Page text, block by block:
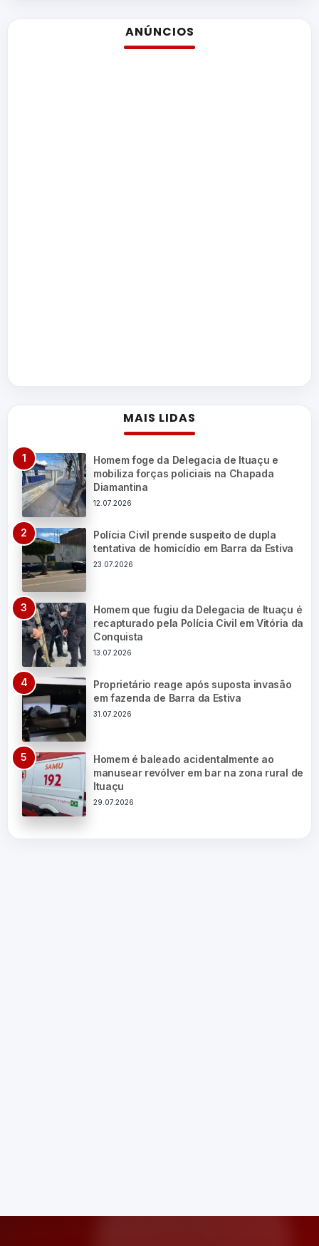
ANÚNCIOS
MAIS LIDAS
Homem foge da Delegacia de Ituaçu e
mobiliza forças policiais na Chapada
Diamantina
12.07.2026
Polícia Civil prende suspeito de dupla
tentativa de homicídio em Barra da Estiva
23.07.2026
Homem que fugiu da Delegacia de Ituaçu é
recapturado pela Polícia Civil em Vitória da
Conquista
13.07.2026
Proprietário reage após suposta invasão
em fazenda de Barra da Estiva
31.07.2026
Homem é baleado acidentalmente ao
manusear revólver em bar na zona rural de
Ituaçu
29.07.2026